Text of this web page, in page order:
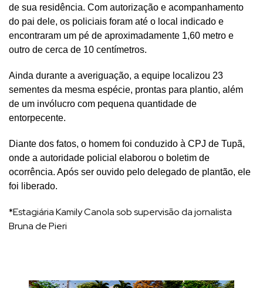
de sua residência. Com autorização e acompanhamento
do pai dele, os policiais foram até o local indicado e
encontraram um pé de aproximadamente 1,60 metro e
outro de cerca de 10 centímetros.
Ainda durante a averiguação, a equipe localizou 23
sementes da mesma espécie, prontas para plantio, além
de um invólucro com pequena quantidade de
entorpecente.
Diante dos fatos, o homem foi conduzido à CPJ de Tupã,
onde a autoridade policial elaborou o boletim de
ocorrência. Após ser ouvido pelo delegado de plantão, ele
foi liberado.
*Estagiária Kamily Canola sob supervisão da jornalista
Bruna de Pieri